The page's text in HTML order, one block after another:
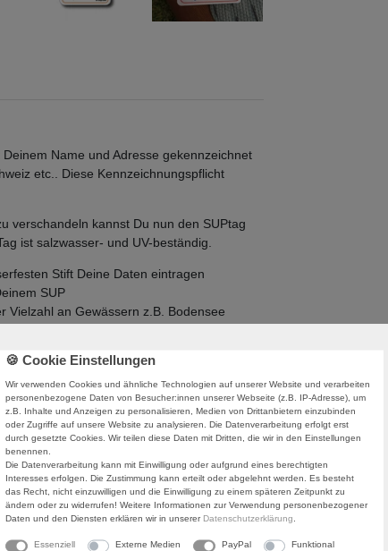
Name und Adresse gekennzeichnet
etc.. Diese Kennzeichnungspflicht
verschandeln kannst Du nun den SUPtag
ist salzwasser- und UV-beständig.
Stift Deine Daten eintragen
SUP
Vielzahl an Gewässern z.B. Bodensee
-Deutschland--
(Bodensee)-Deutschland-info@six-feet.de-
Wir verwenden Cookies und ähnliche Technologien auf unserer Website und verarbeiten
personenbezogene Daten von Besucher:innen unserer Webseite (z.B. IP-Adresse), um
z.B. Inhalte und Anzeigen zu personalisieren, Medien von Drittanbietern einzubinden
oder Zugriffe auf unsere Website zu analysieren. Die Datenverarbeitung erfolgt erst
durch gesetzte Cookies. Wir teilen diese Daten mit Dritten, die wir in den Einstellungen
benennen.
Die Datenverarbeitung kann mit Einwilligung oder aufgrund eines berechtigten
Interesses erfolgen. Die Zustimmung kann erteilt oder abgelehnt werden. Es besteht
das Recht, nicht einzuwilligen und die Einwilligung zu einem späteren Zeitpunkt zu
ändern oder zu widerrufen! Weitere Informationen zur Verwendung personenbezogener
Daten und den Diensten erklären wir in unserer Daten­schutz­erklärung
Essenziell Externe Medien PayPal Funktional